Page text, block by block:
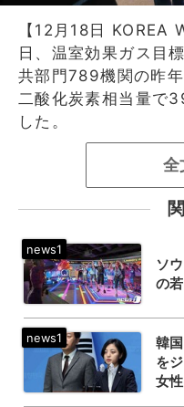
【12月18日 KOREA
日、温室効果ガス目
共部門789機関の昨
二酸化炭素相当量で
した。
全
ソ
の
韓
を
女